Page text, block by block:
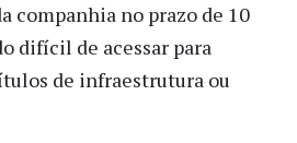
companhia no prazo de 10
difícil de acessar para
de infraestrutura ou